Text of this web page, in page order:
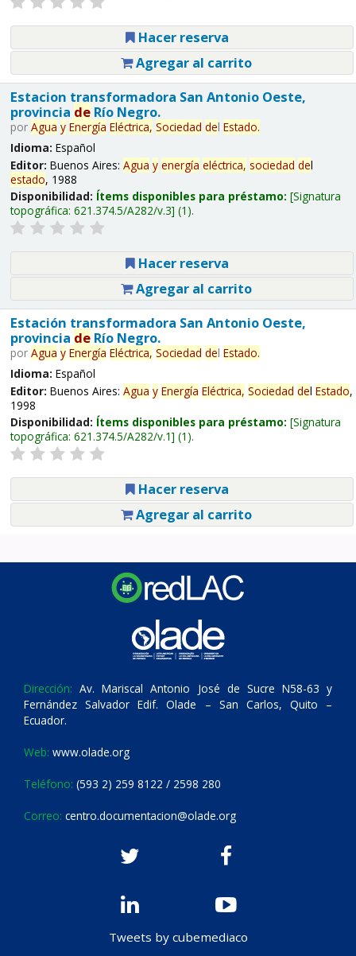
Hacer reserva
Agregar al carrito
Estacion transformadora San Antonio Oeste,
provincia deRío Negro.
por Agua y Energía Eléctrica, Sociedad del Estado.
Idioma: Español
Editor: Buenos Aires: Agua y energía eléctrica, sociedad del
estado, 1988
Disponibilidad: Ítems disponibles para préstamo: Signatura
topográfica: 621.374.5/A282/v.3 (1).
Hacer reserva
Agregar al carrito
Estación transformadora San Antonio Oeste,
provincia deRío Negro.
por Agua y Energía Eléctrica, Sociedad del Estado.
Idioma: Español
Editor: Buenos Aires: Agua y Energía Eléctrica, Sociedad del Estado,
1998
Disponibilidad: Ítems disponibles para préstamo: Signatura
topográfica: 621.374.5/A282/v.1 (1).
Hacer reserva
Agregar al carrito
Dirección: Av. Mariscal Antonio José de Sucre N58-63 y
Fernández Salvador Edif. Olade – San Carlos, Quito –
Ecuador.
Web: www.olade.org
Teléfono: (593 2) 259 8122 / 2598 280
Correo: centro.documentacion@olade.org
Tweets by cubemediaco